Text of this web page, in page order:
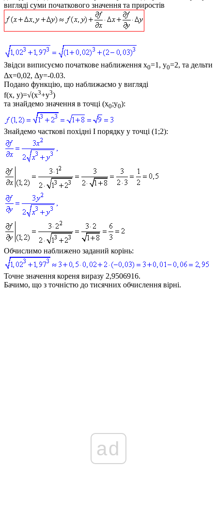
вигляді суми початкового значення та приростів
Звідси виписуємо початкове наближення x0=1, y0=2, та дельти
Δx=0,02, Δy=-0.03.
Подано функцію, що наближаємо у вигляді
f(x, y)=√(х3+y3)
та знайдемо значення в точці (x0;y0):
Знайдемо часткові похідні І порядку у точці (1;2):
Обчислимо наближено заданий корінь:
Точне значення кореня виразу 2,9506916.
Бачимо, що з точністю до тисячних обчислення вірні.
ad